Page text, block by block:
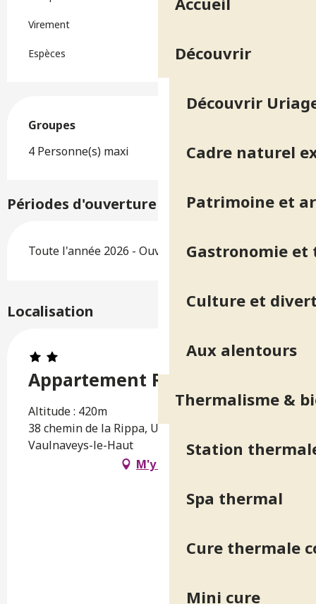
Découvrir
Découvrir
Cadre naturel
Patrimoine et
Gastronomie
Culture et
Aux alentours
Thermalisme &
Station
Spa thermal
Cure thermale
Mini cure
Virement
Espèces
Groupes
Groupes
4 Personne(s) maxi
Périodes d'ouverture
Toute l'année 2026 - Ouvert tous les jours
Localisation
Appartement Rippa
Altitude : 420m
38 chemin de la Rippa, Uriage-les-Bains, 38410
Vaulnaveys-le-Haut
M'y rendre